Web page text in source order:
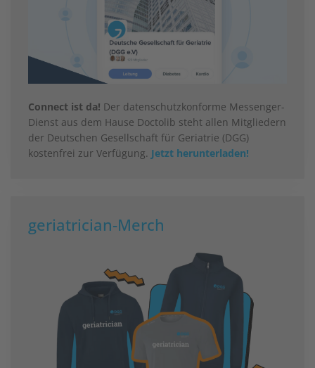
Connect ist da! Der datenschutzkonforme Messenger-
Dienst aus dem Hause Doctolib steht allen Mitgliedern
der Deutschen Gesellschaft für Geriatrie (DGG)
kostenfrei zur Verfügung. Jetzt herunterladen!
geriatrician-Merch